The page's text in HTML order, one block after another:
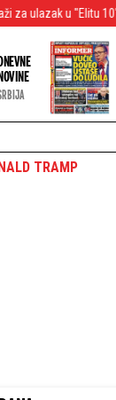
10" Ana
DNEVNE
NOVINE
TRAMP